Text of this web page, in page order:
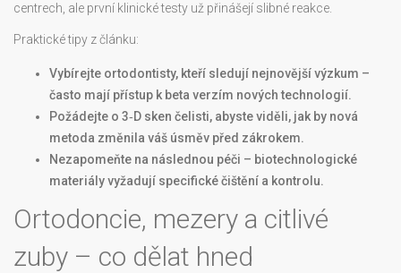
centrech, ale první klinické testy už přinášejí slibné reakce.
Praktické tipy z článku:
Vybírejte ortodontisty, kteří sledují nejnovější výzkum –
často mají přístup k beta verzím nových technologií.
Požádejte o 3‑D sken čelisti, abyste viděli, jak by nová
metoda změnila váš úsměv před zákrokem.
Nezapomeňte na následnou péči – biotechnologické
materiály vyžadují specifické čištění a kontrolu.
Ortodoncie, mezery a citlivé
zuby – co dělat hned